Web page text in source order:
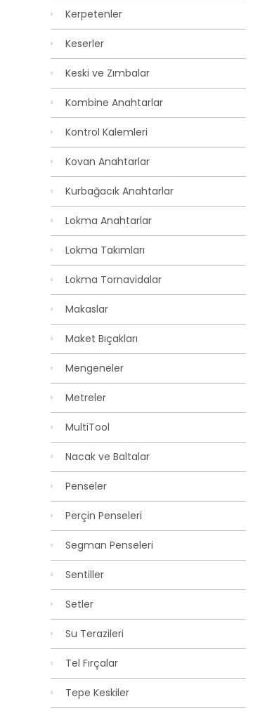
Kerpetenler
Keserler
Keski ve Zımbalar
Kombine Anahtarlar
Kontrol Kalemleri
Kovan Anahtarlar
Kurbağacık Anahtarlar
Lokma Anahtarlar
Lokma Takımları
Lokma Tornavidalar
Makaslar
Maket Bıçakları
Mengeneler
Metreler
MultiTool
Nacak ve Baltalar
Penseler
Perçin Penseleri
Segman Penseleri
Sentiller
Setler
Su Terazileri
Tel Fırçalar
Tepe Keskiler